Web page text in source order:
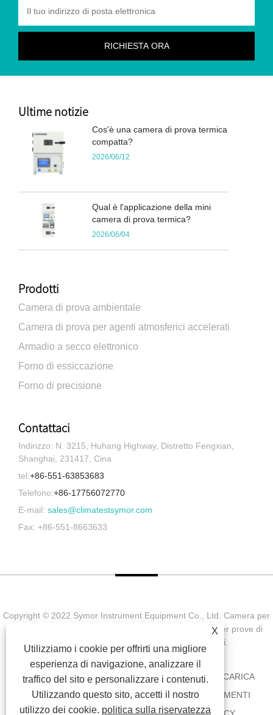
Ultime notizie
Cos'è una camera di prova termica
compatta?
2026/06/12
Qual è l'applicazione della mini
camera di prova termica?
2026/06/04
Prodotti
Camera di prova ambientale
Camera di prova per agenti atmosferici accelerati
Armadio a secco elettronico
Forno di essiccazione
Forno di precisione
Contattaci
Indirizzo: N. 3215, Huhang Highway, Distretto Fengxian,
Shanghai, 231417, Cina
tel:+86-551-63853683
Telefono:+86-17756072770
E-mail: sales@climatestsymor.com
Fax: +86-551-8663633
Copyright © 2022 Symor Instrument Equipment Co., Ltd. Camera per
prove ambientali, cabina elettronica a secco, camera per prove di
invecchiamento accelerato Tutti i diritti riservati.
CASA CHI SIAMO PRODOTTI NOTIZIA
SCARICA
INVIA RICHIESTA
CONTATTACI
COLLEGAMENTI
X
Utilizziamo i cookie per offrirti una migliore
esperienza di navigazione, analizzare il
traffico del sito e personalizzare i contenuti.
Utilizzando questo sito, accetti il ​​nostro
utilizzo dei cookie. politica sulla riservatezza